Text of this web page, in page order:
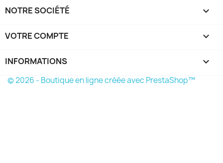
NOTRE SOCIÉTÉ 
VOTRE COMPTE 
INFORMATIONS keyboard_arrow_down
© 2026 - Boutique en ligne créée avec PrestaShop™